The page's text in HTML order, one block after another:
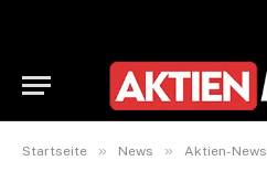
Startseite » News » Aktien-News